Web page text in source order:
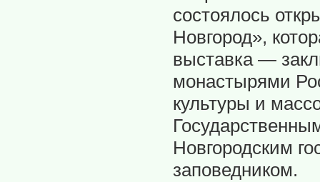
состоялось
Новгород»,
выставка —
монастырями
культуры и
Новгородским
заповедником.